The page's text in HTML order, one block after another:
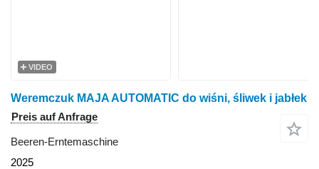
VIDEO
Weremczuk MAJA AUTOMATIC do wiśni, śliwek i jabłek
Preis auf Anfrage
Beeren-Erntemaschine
2025